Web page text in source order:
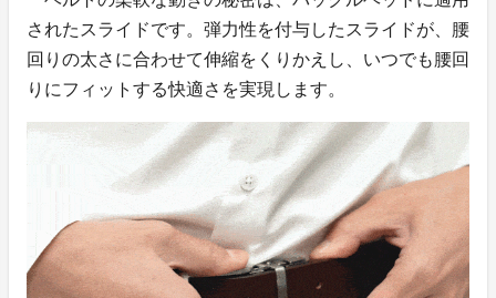
されたスライドです。弾力性を付与したスライドが、腰
回りの太さに合わせて伸縮をくりかえし、いつでも腰回
りにフィットする快適さを実現します。